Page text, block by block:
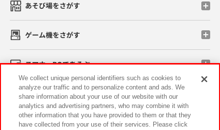
あそび場をさがす
ゲーム機をさがす
スマホ・PCであそぶ
イベント・キャンペーン
We collect unique personal identifiers such as cookies to
analyze our traffic and to personalize content and ads. We
share information about your use of our website with our
analytics and advertising partners, who may combine it with
other information that you have provided to them or that they
have collected from your use of their services. Please click